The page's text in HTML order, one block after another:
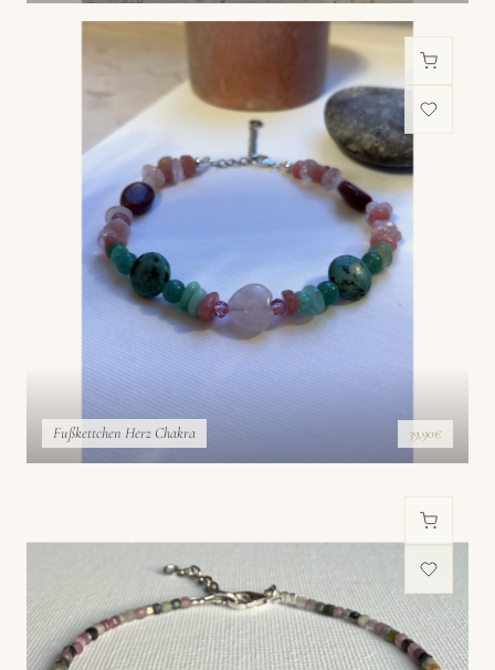
Fußkettchen Herz Chakra 39,90€